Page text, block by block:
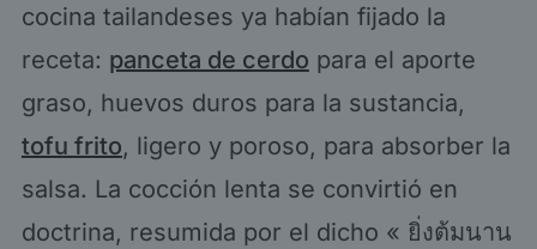
cocina tailandeses ya habían fijado la
receta: panceta de cerdo para el aporte
graso, huevos duros para la sustancia,
tofu frito, ligero y poroso, para absorber la
salsa. La cocción lenta se convirtió en
doctrina, resumida por el dicho « ยิ่งต้มนาน